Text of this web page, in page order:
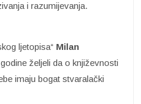
i razumijevanja.
ljetopisa“ Milan
željeli da o književnosti
imaju bogat stvaralački